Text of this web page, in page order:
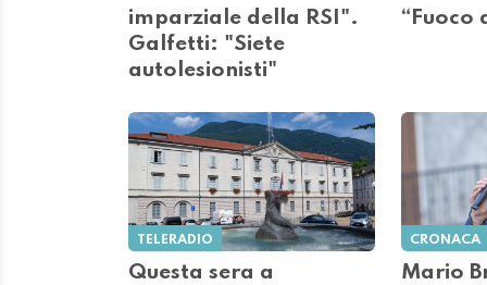
imparziale della RSI".
Galfetti: "Siete
autolesionisti"
“Fuoco
TELERADIO
Questa sera a
CRONACA
Mario